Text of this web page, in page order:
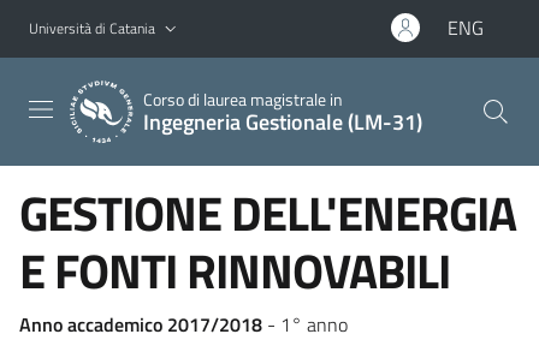
Vai al contenuto principale
Vai al menu di navigazione
Università di Catania ENG
Corso di laurea magistrale in
Ingegneria Gestionale (LM-31)
GESTIONE DELL'ENERGIA
E FONTI RINNOVABILI
Anno accademico 2017/2018 - 1° anno